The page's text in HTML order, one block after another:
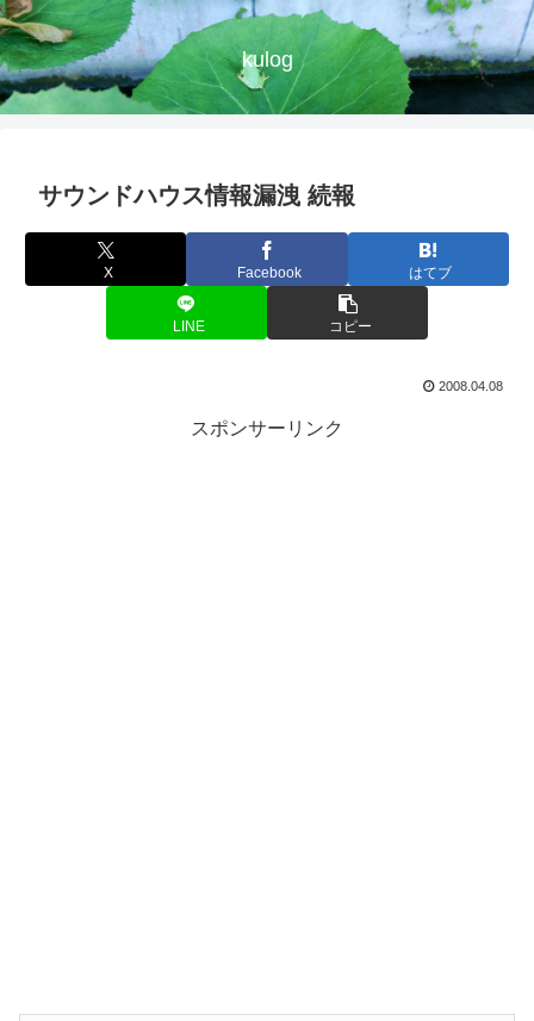
kulog
サウンドハウス情報漏洩 続報
X Facebook はてブ
LINE コピー
2008.04.08
スポンサーリンク